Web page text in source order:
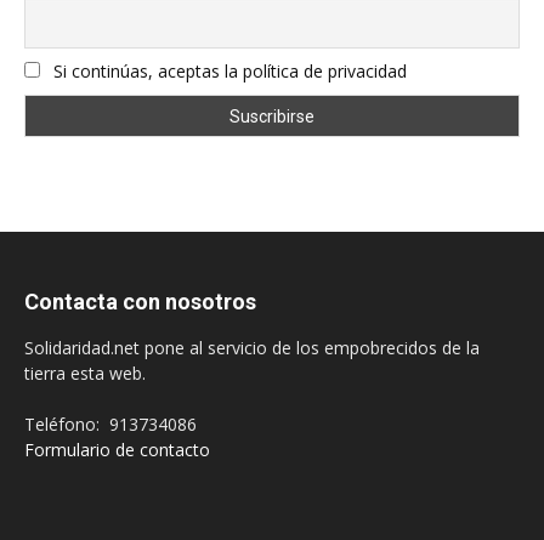
Si continúas, aceptas la política de privacidad
Contacta con nosotros
Solidaridad.net pone al servicio de los empobrecidos de la
tierra esta web.
Teléfono: 913734086
Formulario de contacto